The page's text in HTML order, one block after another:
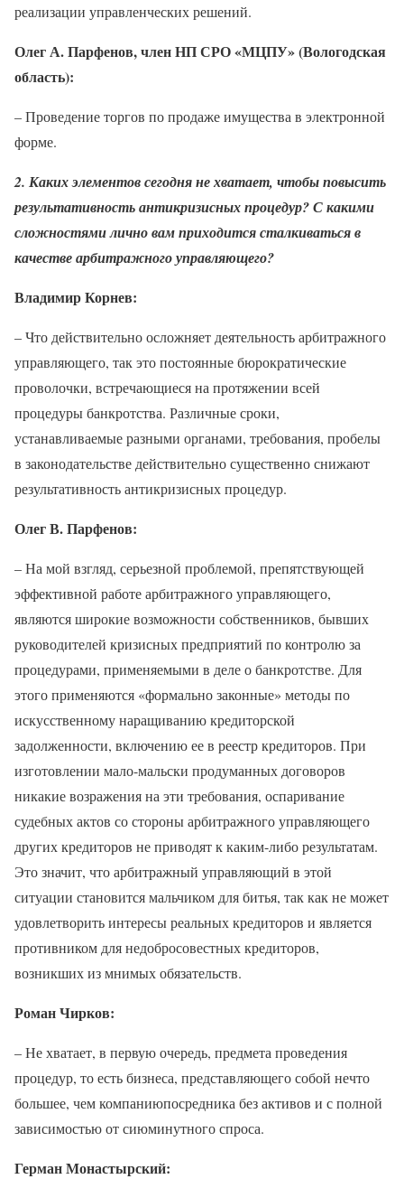
реализации управленческих решений.
Олег А. Парфенов, член НП СРО «МЦПУ» (Вологодская
область):
– Проведение торгов по продаже имущества в электронной
форме.
2. Каких элементов сегодня не хватает, чтобы повысить
результативность антикризисных процедур? С какими
сложностями лично вам приходится сталкиваться в
качестве арбитражного управляющего?
Владимир Корнев:
– Что действительно осложняет деятельность арбитражного
управляющего, так это постоянные бюрократические
проволочки, встречающиеся на протяжении всей
процедуры банкротства. Различные сроки,
устанавливаемые разными органами, требования, пробелы
в законодательстве действительно существенно снижают
результативность антикризисных процедур.
Олег В. Парфенов:
– На мой взгляд, серьезной проблемой, препятствующей
эффективной работе арбитражного управляющего,
являются широкие возможности собственников, бывших
руководителей кризисных предприятий по контролю за
процедурами, применяемыми в деле о банкротстве. Для
этого применяются «формально законные» методы по
искусственному наращиванию кредиторской
задолженности, включению ее в реестр кредиторов. При
изготовлении мало-мальски продуманных договоров
никакие возражения на эти требования, оспаривание
судебных актов со стороны арбитражного управляющего
других кредиторов не приводят к каким-либо результатам.
Это значит, что арбитражный управляющий в этой
ситуации становится мальчиком для битья, так как не может
удовлетворить интересы реальных кредиторов и является
противником для недобросовестных кредиторов,
возникших из мнимых обязательств.
Роман Чирков:
– Не хватает, в первую очередь, предмета проведения
процедур, то есть бизнеса, представляющего собой нечто
большее, чем компаниюпосредника без активов и с полной
зависимостью от сиюминутного спроса.
Герман Монастырский: